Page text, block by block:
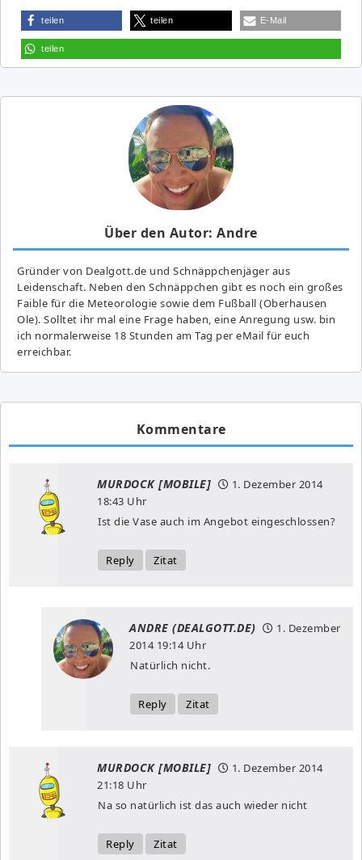
teilen teilen E-Mail
teilen
Über den Autor: Andre
Gründer von Dealgott.de und Schnäppchenjäger aus
Leidenschaft. Neben den Schnäppchen gibt es noch ein großes
Fai­ble für die Meteorologie sowie dem Fußball (Oberhausen
Ole). Solltet ihr mal eine Frage haben, eine Anregung usw. bin
ich normalerweise 18 Stunden am Tag per eMail für euch
erreichbar.
Kommentare
MURDOCK [MOBILE]
1. Dezember 2014
18:43 Uhr
Ist die Vase auch im Angebot eingeschlossen?
Reply Zitat
ANDRE (DEALGOTT.DE)
1. Dezember
201419:14 Uhr
Natürlich nicht.
Reply Zitat
MURDOCK [MOBILE]
1. Dezember 2014
21:18 Uhr
Na so natürlich ist das auch wieder nicht
Reply Zitat